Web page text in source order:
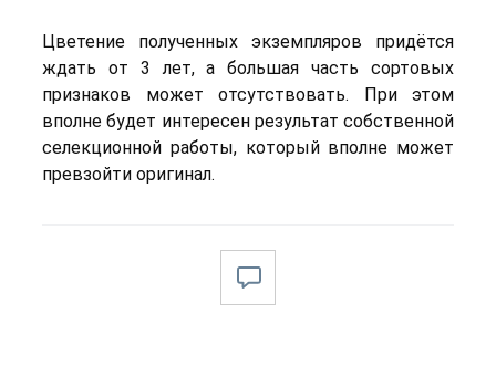
Цветение полученных экземпляров придётся
ждать от 3 лет, а большая часть сортовых
признаков может отсутствовать. При этом
вполне будет интересен результат собственной
селекционной работы, который вполне может
превзойти оригинал.